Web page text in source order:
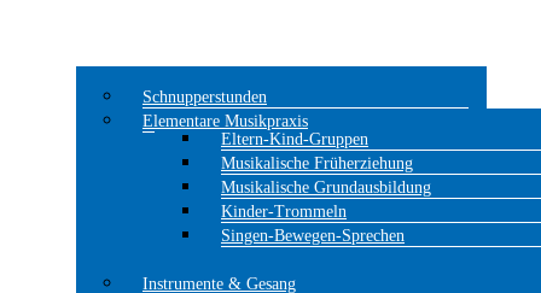
Schnupperstunden
Elementare Musikpraxis
Eltern-Kind-Gruppen
Musikalische Früherziehung
Musikalische Grundausbildung
Kinder-Trommeln
Singen-Bewegen-Sprechen
Instrumente & Gesang